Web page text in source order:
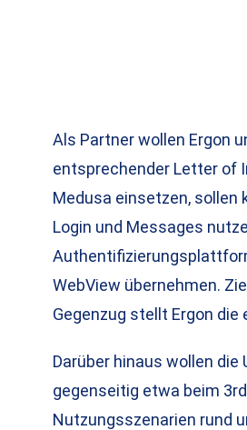
Als Partner wollen Ergon
entsprechender Letter of
Medusa einsetzen,
Login und Messages
WebView übernehmen.
Gegenzug stellt Ergon
Darüber hinaus wollen
gegenseitig etwa beim
Nutzungsszenarien rund